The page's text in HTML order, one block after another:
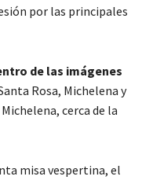
por las principales
de las imágenes
Rosa, Michelena y
cerca de la
misa vespertina, el